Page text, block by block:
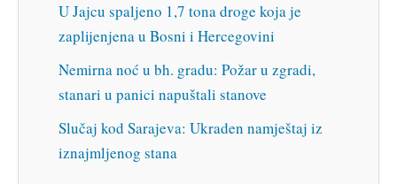
U Jajcu spaljeno 1,7 tona droge koja je
zaplijenjena u Bosni i Hercegovini
Nemirna noć u bh. gradu: Požar u zgradi,
stanari u panici napuštali stanove
Slučaj kod Sarajeva: Ukraden namještaj iz
iznajmljenog stana